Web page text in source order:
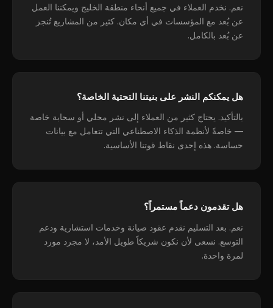
نعم. نخدم العملاء في جميع أنحاء منطقة الخليج ويمكننا العمل
عن بُعد مع المؤسسات في أي مكان. كثير من المشاريع تُنجز
عن بُعد بالكامل.
هل يمكنكم النشر على بنيتنا التحتية الخاصة؟
بالتأكيد. يحتاج كثير من العملاء إلى نشر محلي أو سحابة خاصة
— خاصةً لأنظمة الذكاء الاصطناعي التي تتعامل مع بيانات
حساسة. هذه إحدى نقاط قوتنا الأساسية.
هل تقدمون دعماً مستمراً؟
نعم. بعد التسليم نقدم عقود صيانة وخدمات استشارية ودعم
التوسع. نسعى لأن نكون شريكاً طويل الأمد، لا مجرد مورد
لمرة واحدة.